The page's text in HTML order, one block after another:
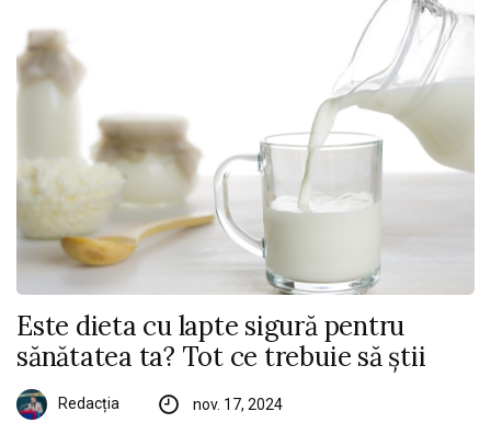
Este dieta cu lapte sigură pentru
sănătatea ta? Tot ce trebuie să știi
Redacția nov. 17, 2024